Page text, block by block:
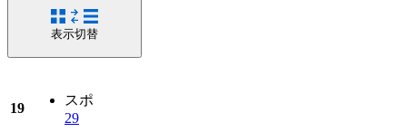
表示切替
19
スポ
29